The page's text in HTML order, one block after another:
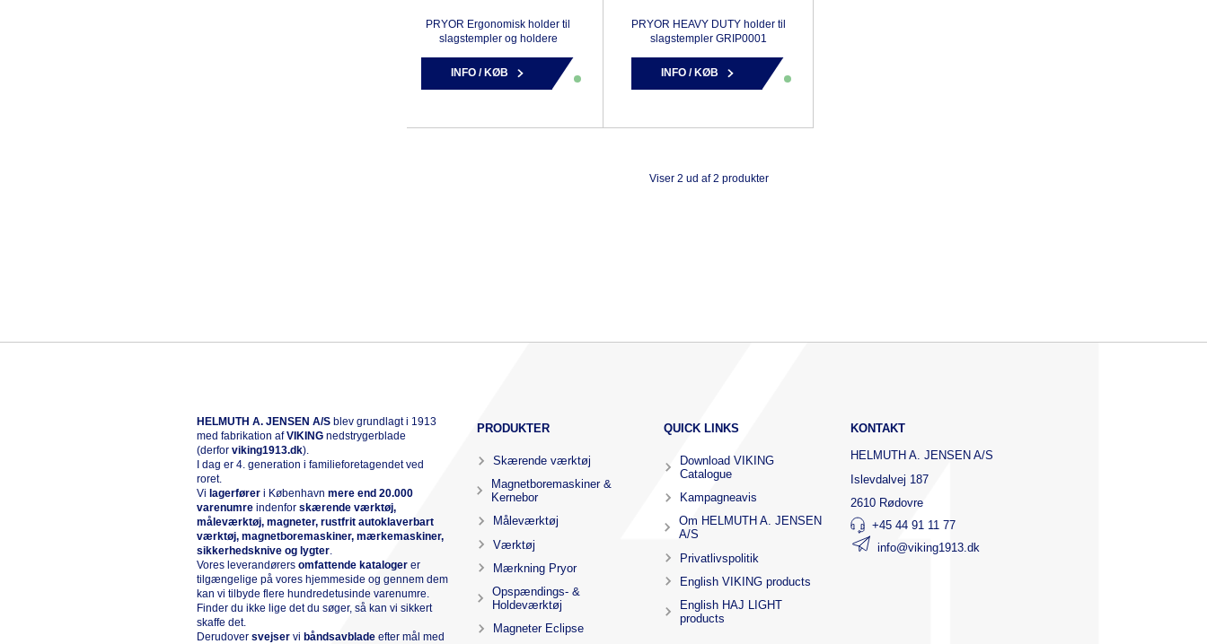
PRYOR Ergonomisk holder til
slagstempler og holdere
INFO / KØB
PRYOR HEAVY DUTY holder til
slagstempler GRIP0001
INFO / KØB
Viser 2 ud af 2 produkter
HELMUTH A. JENSEN A/S blev grundlagt i 1913
med fabrikation afVIKING nedstrygerblade
(derfor viking1913.dk).
I dag er 4. generation i familieforetagendet ved
roret.
Vi agerfører i København mere end 20.000
varenumre indenfor skærende værktøj,
måleværktøj, magneter, rustfrit autoklaverbart
værktøj, magnetboremaskiner, mærkemaskiner,
sikkerhedsknive og lygter.
Vores leverandørers omfattende kataloger er
tilgængelige på vores hjemmeside og gennem dem
kan vi tilbyde flere hundredetusinde varenumre.
Finder du ikke lige det du søger, så kan vi sikkert
skaffe det.
Derudover svejser vi båndsavblade efter mål med
PRODUKTER
Skærende værktøj
Magnetboremaskiner &
Kernebor
Måleværktøj
Værktøj
Mærkning Pryor
Opspændings- &
Holdeværktøj
Magneter Eclipse
QUICK LINKS
Download VIKING
Catalogue
Kampagneavis
Om HELMUTH A. JENSEN
A/S
Privatlivspolitik
English VIKING products
English HAJ LIGHT
products
KONTAKT
HELMUTH A. JENSEN A/S
Islevdalvej 187
2610 Rødovre
+45 44 91 11 77
info@viking1913.dk